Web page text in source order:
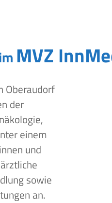
MVZ
Oberaudorf
der
einem
und
sowie
an.